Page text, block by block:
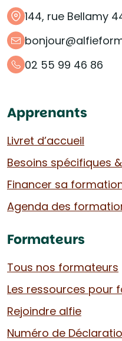
144, rue Bellamy
02 55 99 46 86
Apprenants
Livret d’accueil
Besoins spécifiques
Financer sa
Agenda des
Formateurs
Tous nos formateurs
Les ressources pour
Rejoindre alfie
Numéro de